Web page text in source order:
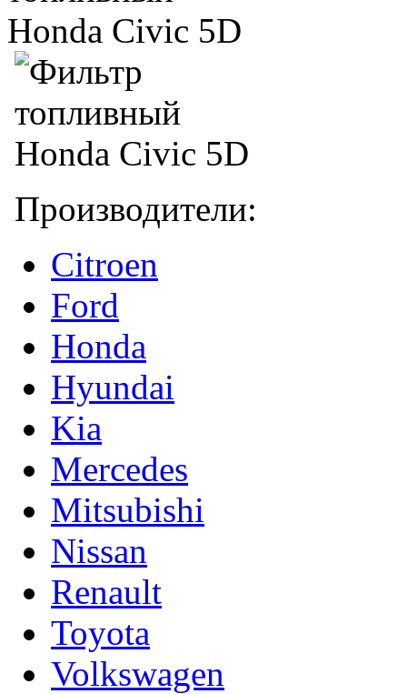
Производители:
Citroen
Ford
Honda
Hyundai
Kia
Mercedes
Mitsubishi
Nissan
Renault
Toyota
Volkswagen